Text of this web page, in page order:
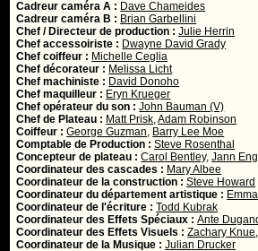
Cadreur caméra A : Dave Chameides
Cadreur caméra B : Brian Garbellini
Chef / Directeur de production :Julie Herrin
Chef accessoiriste : Dwayne David Grady
Chef coiffeur : Michelle Ceglia
Chef décorateur : Melissa Licht
Chef machiniste : David Donoho
Chef maquilleur : Eryn Krueger
Chef opérateur du son :John Bauman (V)
Chef de Plateau : Matt Prisk,Adam Robinson
Coiffeur :George Guzman, Barry Lee Moe
Comptable de Production :Steve Rosenthal
Concepteur de plateau :Carol Bentley,Jann
Coordinateur des cascades : Mary Albee
Coordinateur de la construction :Steve Howard
Coordinateur du département artistique :
Coordinateur de l'écriture :Todd Kubrak
Coordinateur des Effets Spéciaux :Ante
Coordinateur des Effets Visuels :Zachary Knue
Coordinateur de la Musique :Julian Drucker